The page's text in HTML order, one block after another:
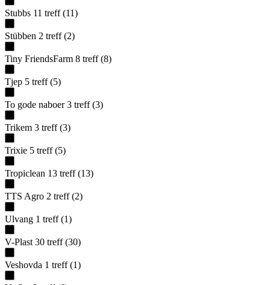
Stubbs 11 treff (11)
Stübben 2 treff (2)
Tiny FriendsFarm 8 treff (8)
Tjep 5 treff (5)
To gode naboer 3 treff (3)
Trikem 3 treff (3)
Trixie 5 treff (5)
Tropiclean 13 treff (13)
TTS Agro 2 treff (2)
Ulvang 1 treff (1)
V-Plast 30 treff (30)
Veshovda 1 treff (1)